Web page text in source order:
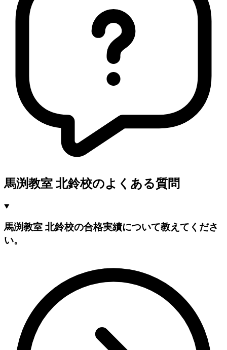
馬渕教室 北鈴校のよくある質問
馬渕教室 北鈴校の合格実績について教えてくださ
い。